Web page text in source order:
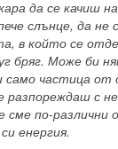
да се качиш
слънце, да не
в който се
бряг. Може би
само частица от
разпореждаш с
по-различни
енергия.